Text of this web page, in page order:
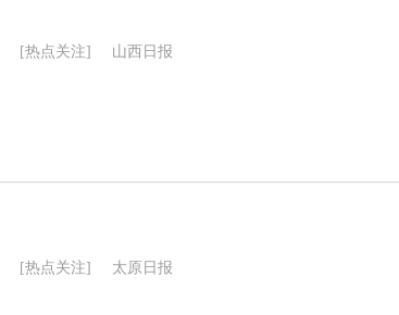
[热点关注] 山西日报
[热点关注] 太原日报